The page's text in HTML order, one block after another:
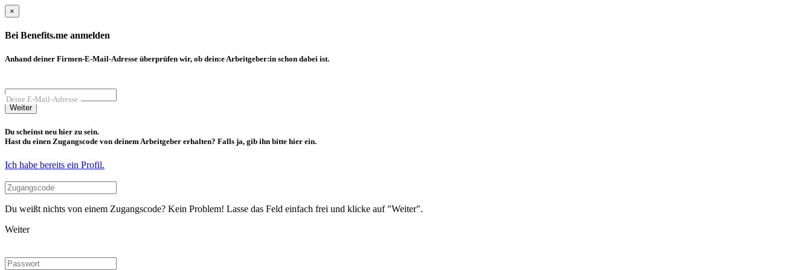
×
Bei Benefits.me anmelden
Anhand deiner Firmen-E-Mail-Adresse überprüfen wir, ob dein:e Arbeitgeber:in schon dabei ist.
Deine E-Mail-Adresse
Weiter
Du scheinst neu hier zu sein.
Hast du einen Zugangscode von deinem Arbeitgeber erhalten? Falls ja, gib ihn bitte hier ein.
Ich habe bereits ein Profil.
Du weißt nichts von einem Zugangscode? Kein Problem! Lasse das Feld einfach frei und klicke auf "Weiter".
Weiter